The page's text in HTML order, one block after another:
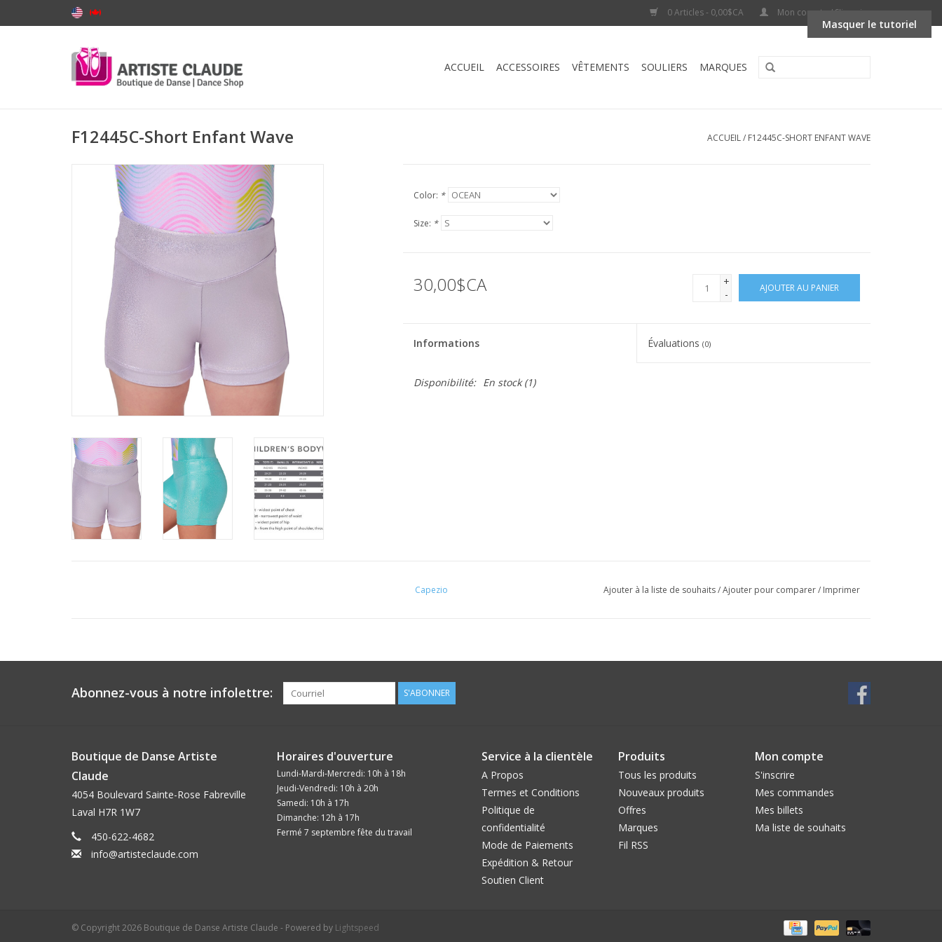
0 Articles - 0,00$CA Mon compte / S'inscrire
ACCUEIL ACCESSOIRES VÊTEMENTS SOULIERS MARQUES
F12445C-Short Enfant Wave ACCUEIL/ F12445C-SHORT ENFANT WAVE
Color: *
Size: *
30,00$CA
+
-
AJOUTER AU PANIER
Informations Évaluations(0)
Disponibilité: En stock(1)
Capezio Ajouter à la liste de souhaits/Ajouter pour comparer/ Imprimer
Abonnez-vous à notre infolettre: S'ABONNER
Boutique de Danse Artiste
Claude
4054 Boulevard Sainte-Rose Fabreville
Laval H7R 1W7
450-622-4682
info@artisteclaude.com
Horaires d'ouverture
Lundi-Mardi-Mercredi: 10h à 18h
Jeudi-Vendredi: 10h à 20h
Samedi: 10h à 17h
Dimanche: 12h à 17h
Fermé 7 septembre fête du travail
Service à la clientèle
A Propos
Termes et Conditions
Politique de
confidentialité
Mode de Paiements
Expédition & Retour
Soutien Client
Produits
Tous les produits
Nouveaux produits
Offres
Marques
Fil RSS
Mon compte
S'inscrire
Mes commandes
Mes billets
Ma liste de souhaits
© Copyright 2026 Boutique de Danse Artiste Claude - Powered by Lightspeed
Masquer le tutoriel